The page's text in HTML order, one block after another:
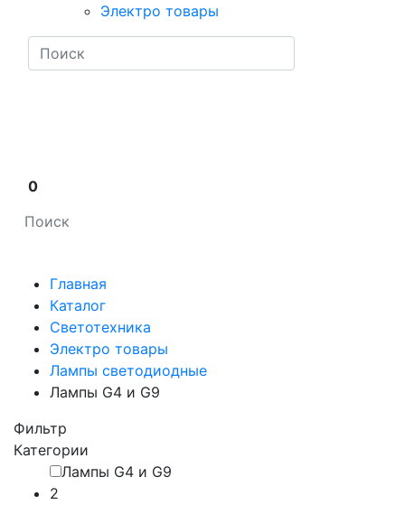
Электро товары
0
Главная
Каталог
Светотехника
Электро товары
Лампы светодиодные
Лампы G4 и G9
Фильтр
Категории
Лампы G4 и G9
2